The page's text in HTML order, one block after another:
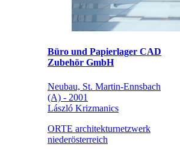
Büro und Papierlager CAD
Zubehör GmbH
Neubau, St. Martin-Ennsbach
(A) - 2001
László Krizmanics
ORTE architekturnetzwerk
niederösterreich